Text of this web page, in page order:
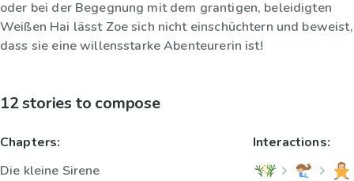
oder bei der Begegnung mit dem grantigen, beleidigten
Weißen Hai lässt Zoe sich nicht einschüchtern und beweist,
dass sie eine willensstarke Abenteurerin ist!
12 stories to compose
Chapters:
Die kleine Sirene
Interactions: